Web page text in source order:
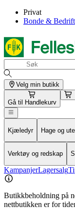
Privat
Bonde & Bedrift
Velg min butikk
Gå til Handlekurv
Kjæledyr Hage og
Verktøy og redskap
KampanjerLagersalg
Butikkbeholdning på
nettbutikken er for